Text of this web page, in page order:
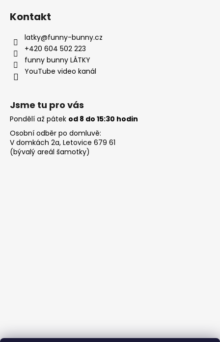
Kontakt
latky@funny-bunny.cz
+420 604 502 223
funny bunny LÁTKY
YouTube video kanál
Jsme tu pro vás
Pondělí až pátek od 8 do 15:30 hodin
Osobní odběr po domluvě:
V domkách 2a, Letovice 679 61
(bývalý areál šamotky)